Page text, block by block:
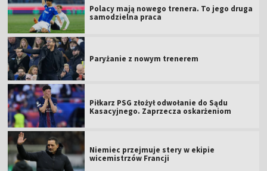
Polacy mają nowego trenera. To jego druga
samodzielna praca
Paryżanie z nowym trenerem
Piłkarz PSG złożył odwołanie do Sądu
Kasacyjnego. Zaprzecza oskarżeniom
Niemiec przejmuje stery w ekipie
wicemistrzów Francji